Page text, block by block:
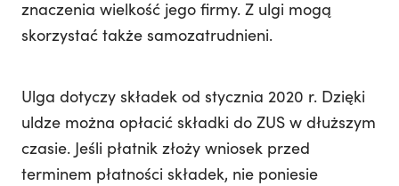
znaczenia wielkość jego firmy. Z ulgi mogą
skorzystać także samozatrudnieni.
Ulga dotyczy składek od stycznia 2020 r. Dzięki
uldze można opłacić składki do ZUS w dłuższym
czasie. Jeśli płatnik złoży wniosek przed
terminem płatności składek, nie poniesie